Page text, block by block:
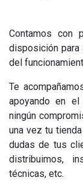
Contamos con
disposición
del
Te
apoyando en
ningún
una vez tu
dudas de tus
distribuimos,
técnicas, etc.